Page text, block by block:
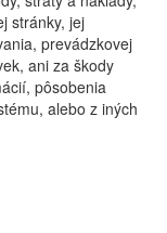
stránky, jej
prevádzkovej
ani za škody
pôsobenia
alebo z iných